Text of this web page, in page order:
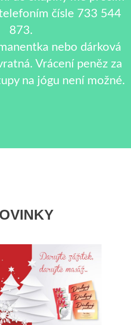
čísle 733 544
873.
nebo dárková
Vrácení peněz za
na jógu není možné.